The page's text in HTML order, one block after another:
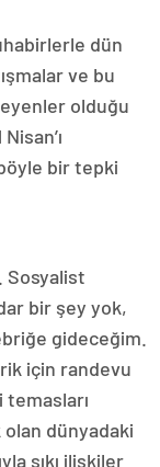
dün
ve bu
olduğu
bir tepki
Sosyalist
bir şey yok,
gideceğim.
için randevu
temasları
olan dünyadaki
sıkı ilişkiler